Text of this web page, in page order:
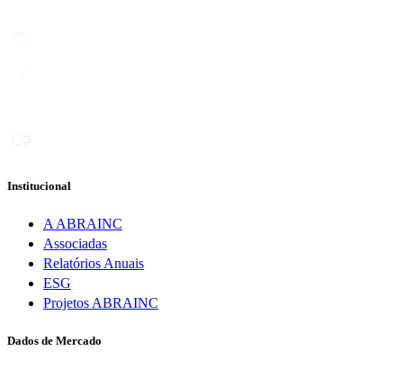
Institucional
A ABRAINC
Associadas
Relatórios Anuais
ESG
Projetos ABRAINC
Dados de Mercado